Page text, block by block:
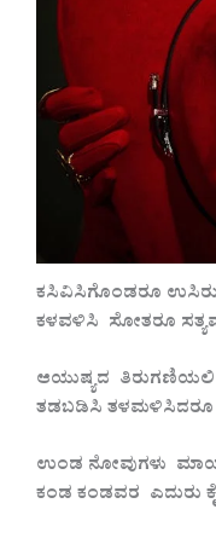
ಕಸಿವಿಸಿಗೊಂಡರೂ ಉಸಿರು
ಕಳವಳಿಸಿ ಸೋತರೂ
ಆಯುಷ್ಯದ ತಿರುಗಣಿಯಲಿ
ತಡಬಡಿಸಿ ತಳಮಳಿಸಿದರೂ
ಉಂಡ ನೋವುಗಳು
ಕಂಡ ಕಂಡವರ ಎದುರು